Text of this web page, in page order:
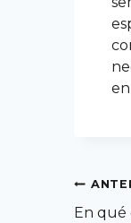
En qué